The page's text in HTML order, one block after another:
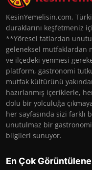
KesinYemelisin.com,
duraklarını keşfetmeniz
**Yöresel tatlardan
geleneksel
ve ilçedeki yenmesi
platform, gastronomi
mutfak kültürünü
hazırlanmış içeriklerle,
dolu bir yolculuğa
her sayfasında sizi farklı
unutulmaz bir
bilgileri sunuyor.
En Çok